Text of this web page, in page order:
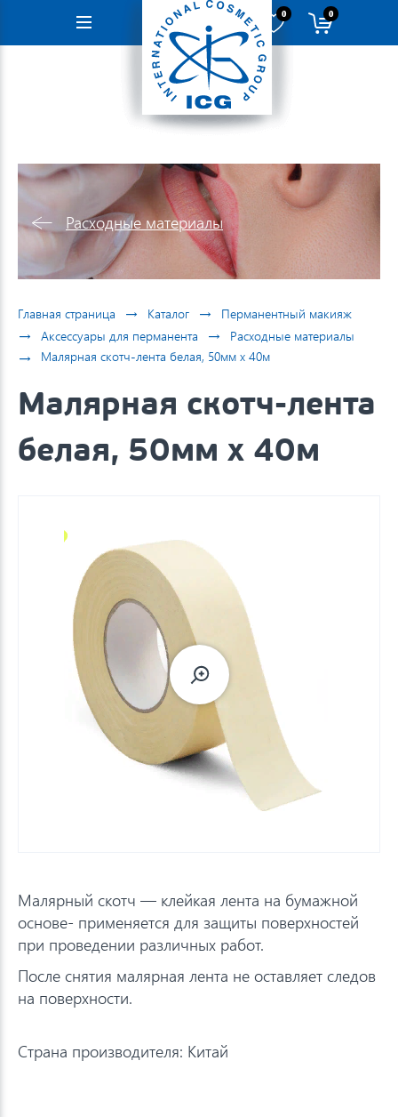
Навигация
0 0
Расходные материалы
Главная страница → Каталог → Перманентный макияж
→ Аксессуары для перманента → Расходные материалы
→ Малярная скотч-лента белая, 50мм х 40м
Малярная скотч-лента
белая, 50мм х 40м
Малярный скотч — клейкая лента на бумажной
основе- применяется для защиты поверхностей
при проведении различных работ.
После снятия малярная лента не оставляет следов
на поверхности.
Страна производителя: Китай